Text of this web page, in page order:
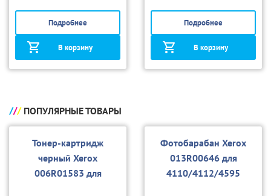
Подробнее
В корзину
Подробнее
В корзину
ПОПУЛЯРНЫЕ ТОВАРЫ
Тонер-картридж
черный Xerox
006R01583 для
Фотобарабан Xerox
013R00646 для
4110/4112/4595